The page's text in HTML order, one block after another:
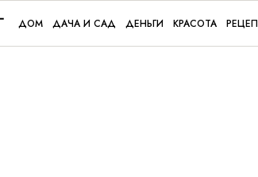
ДОМ ДАЧА И САД ДЕНЬГИ КРАСОТА